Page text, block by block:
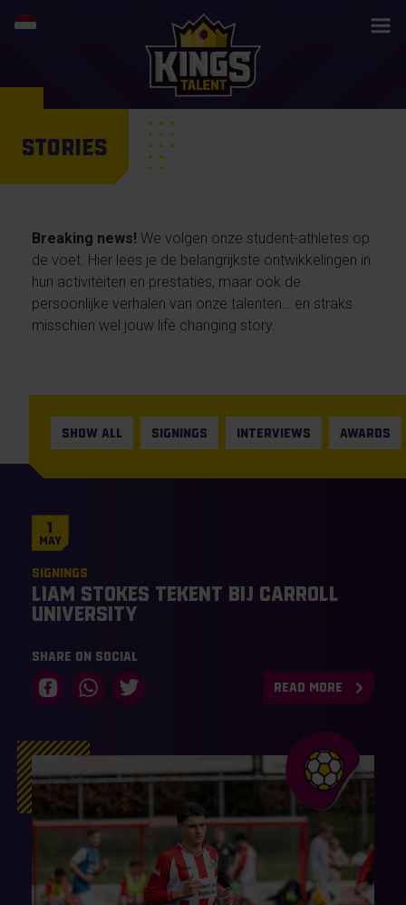
STORIES
Breaking news! We volgen onze student-athletes op
de voet. Hier lees je de belangrijkste ontwikkelingen in
hun activiteiten en prestaties, maar ook de
persoonlijke verhalen van onze talenten… en straks
misschien wel jouw life changing story.
SHOW ALL SIGNINGS INTERVIEWS AWARDS
1
May
Signings
Liam Stokes tekent bij Carroll
University
Share on social
READ MORE